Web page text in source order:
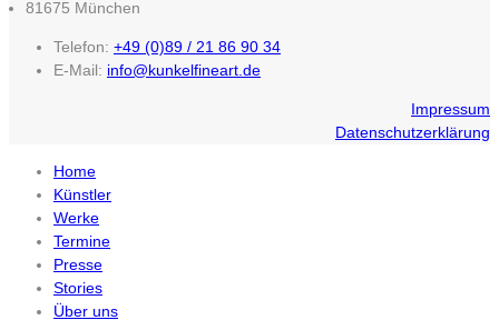
81675 München
Telefon: +49 (0)89 / 21 86 90 34
E-Mail: info@kunkelfineart.de
Impressum
Datenschutzerklärung
Home
Künstler
Werke
Termine
Presse
Stories
Über uns